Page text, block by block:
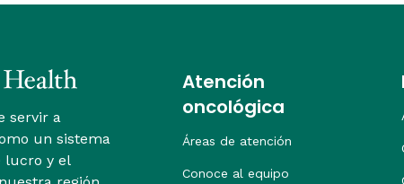
servir a
un sistema
lucro y el
Atención
oncológica
Áreas de atención
Conoce al equipo